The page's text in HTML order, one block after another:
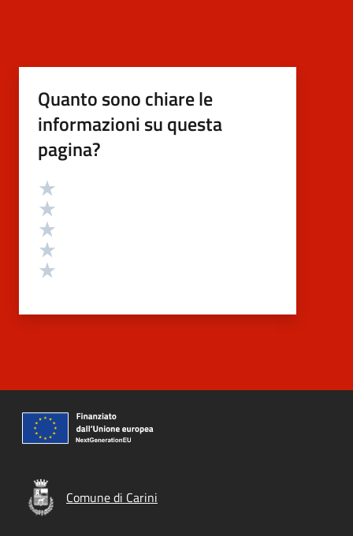
Quanto sono chiare le
informazioni su questa
pagina?
Valutazione
Comune di Carini